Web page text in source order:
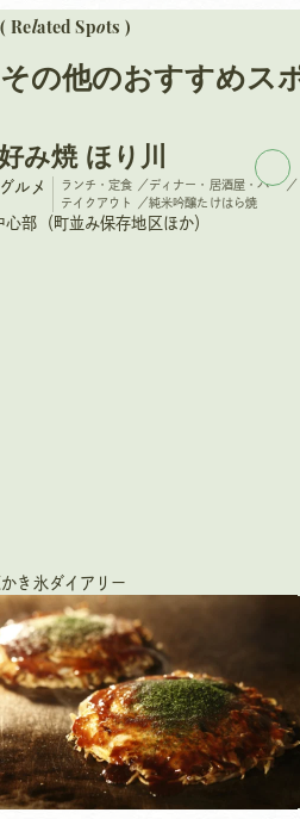
( Related Spots )
その他のおすすめス
み焼 ほり川
グルメ ランチ・定食 ／ ディナー・居酒屋・バー／
テイクアウト
／純米吟醸たけはら焼
心部（町並み保存地区ほか）
き氷ダイアリー